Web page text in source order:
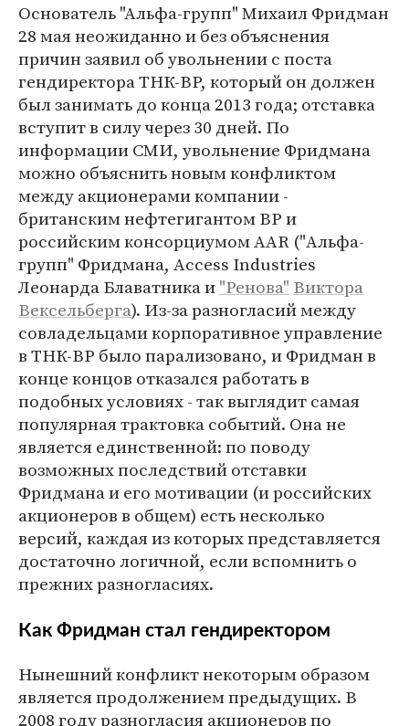
Основатель "Альфа-групп" Михаил Фридман
28 мая неожиданно и без объяснения
причин заявил об увольнении с поста
гендиректора ТНК-ВР, который он должен
был занимать до конца 2013 года; отставка
вступит в силу через 30 дней. По
информации СМИ, увольнение Фридмана
можно объяснить новым конфликтом
между акционерами компании -
британским нефтегигантом BP и
российским консорциумом AAR ("Альфа-
групп" Фридмана, Access Industries
Леонарда Блаватника и"Ренова" Виктора
Вексельберга). Из-за разногласий между
совладельцами корпоративное управление
в ТНК-ВР было парализовано, и Фридман в
конце концов отказался работать в
подобных условиях - так выглядит самая
популярная трактовка событий. Она не
является единственной: по поводу
возможных последствий отставки
Фридмана и его мотивации (и российских
акционеров в общем) есть несколько
версий, каждая из которых представляется
достаточно логичной, если вспомнить о
прежних разногласиях.
Как Фридман стал гендиректором
Нынешний конфликт некоторым образом
является продолжением предыдущих. В
2008 году разногласия акционеров по